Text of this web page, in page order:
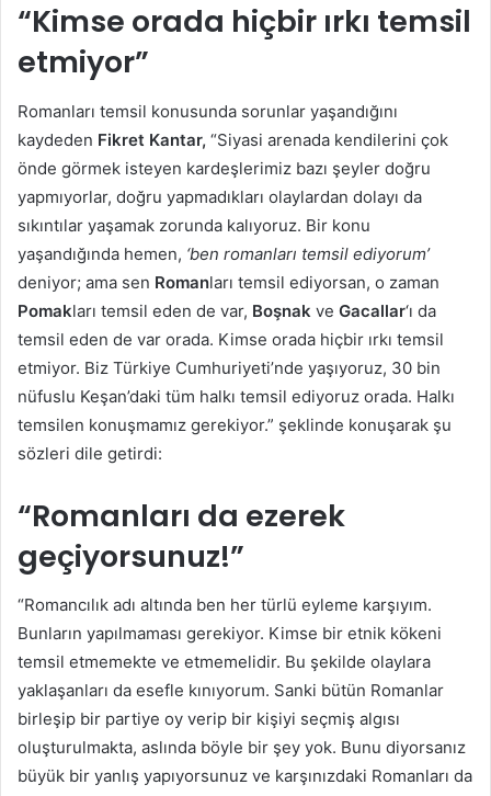
“Kimse orada hiçbir ırkı temsil
etmiyor”
Romanları temsil konusunda sorunlar yaşandığını
kaydeden Fikret Kantar, “Siyasi arenada kendilerini çok
önde görmek isteyen kardeşlerimiz bazı şeyler doğru
yapmıyorlar, doğru yapmadıkları olaylardan dolayı da
sıkıntılar yaşamak zorunda kalıyoruz. Bir konu
yaşandığında hemen, ‘ben romanları temsil ediyorum’
deniyor; ama sen Romanları temsil ediyorsan, o zaman
Pomakları temsil eden de var, Boşnak ve Gacallar‘ı da
temsil eden de var orada. Kimse orada hiçbir ırkı temsil
etmiyor. Biz Türkiye Cumhuriyeti’nde yaşıyoruz, 30 bin
nüfuslu Keşan’daki tüm halkı temsil ediyoruz orada. Halkı
temsilen konuşmamız gerekiyor.” şeklinde konuşarak şu
sözleri dile getirdi:
“Romanları da ezerek
geçiyorsunuz!”
“Romancılık adı altında ben her türlü eyleme karşıyım.
Bunların yapılmaması gerekiyor. Kimse bir etnik kökeni
temsil etmemekte ve etmemelidir. Bu şekilde olaylara
yaklaşanları da esefle kınıyorum. Sanki bütün Romanlar
birleşip bir partiye oy verip bir kişiyi seçmiş algısı
oluşturulmakta, aslında böyle bir şey yok. Bunu diyorsanız
büyük bir yanlış yapıyorsunuz ve karşınızdaki Romanları da